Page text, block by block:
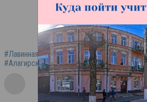
#Лавинная опасность #Горная местность
#Алагирский район